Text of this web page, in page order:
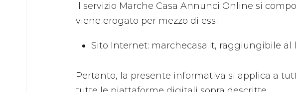
Il servizio Marche Casa Annunci Online si
viene erogato per mezzo di essi:
Sito Internet: marchecasa.it, raggiungibile
Pertanto, la presente informativa si applica a